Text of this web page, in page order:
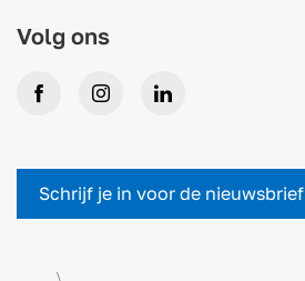
Volg ons
FacebookInstagramLinkedIn
Schrijf je in voor de nieuwsbrief